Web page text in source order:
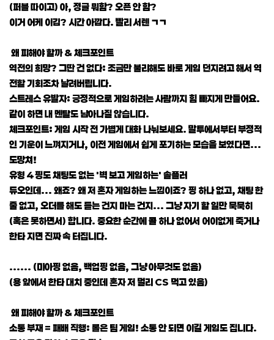
(퍼블 따이고) 아, 정글 뭐함? 오픈 안 함?
이거 어케 이김? 시간 아깝다. 빨리 서렌 ㄱㄱ
왜 피해야 할까 & 체크포인트
역전의 희망? 그딴 건 없다: 조금만 불리해도 바로 게임 던지려고 해서 역
전할 기회조차 날려버립니다.
스트레스 유발자: 긍정적으로 게임하려는 사람까지 힘 빠지게 만들어요.
같이 하면 내 멘탈도 남아나질 않습니다.
체크포인트: 게임 시작 전 가볍게 대화 나눠보세요. 말투에서부터 부정적
인 기운이 느껴지거나, 이전 게임에서 쉽게 포기하는 모습을 보였다면...
도망쳐!
유형 4 핑도 채팅도 없는 '벽 보고 게임하는' 솔플러
듀오인데... 왜죠? 왜 저 혼자 게임하는 느낌이죠? 핑 하나 없고, 채팅 한
줄 없고, 오더를 해도 듣는 건지 마는 건지... 그냥 자기 할 일만 묵묵히
(혹은 못하면서) 합니다. 중요한 순간에 콜 하나 없어서 어이없게 죽거나
한타 지면 진짜 속 터집니다.
...... (미아핑 없음, 백업핑 없음, 그냥 아무것도 없음)
(용 앞에서 한타 대치 중인데 혼자 저 멀리 CS 먹고 있음)
왜 피해야 할까 & 체크포인트
소통 부재 = 패배 직행: 롤은 팀 게임! 소통 안 되면 이길 게임도 집니다.